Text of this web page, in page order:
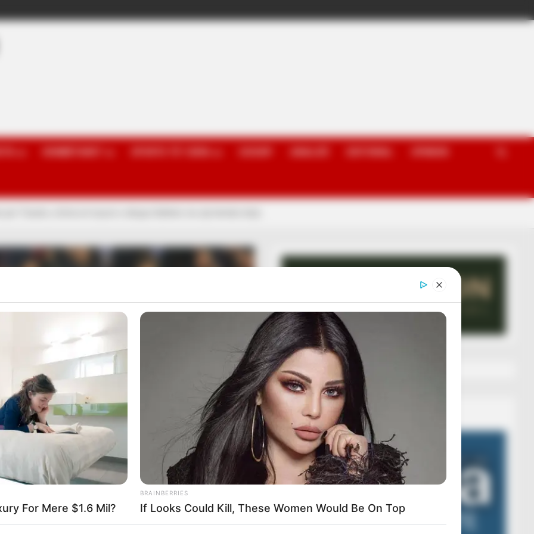
Veza AIBA
Video
Player
For Mere $1.6 Mil?
BRAINBERRIES
If Looks Could Kill, These Women Would Be On Top